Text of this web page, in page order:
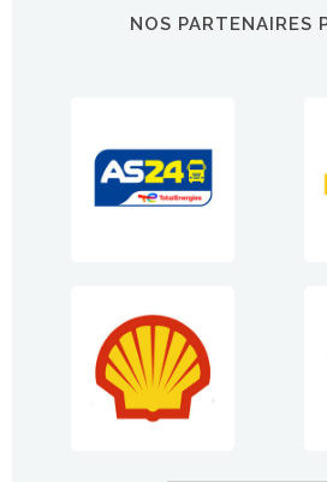
NOS PARTENAIRES